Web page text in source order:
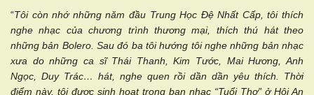
“Tôi còn nhớ những năm đầu Trung Học Đệ Nhất Cấp, tôi thích
nghe nhạc của chương trình thương mại, thích thú hát theo
những bản Bolero. Sau đó ba tôi hướng tôi nghe những bản nhạc
xưa do những ca sĩ Thái Thanh, Kim Tước, Mai Hương, Anh
Ngọc, Duy Trác… hát, nghe quen rồi dần dần yêu thích. Thời
điểm này, tôi được sinh hoạt trong ban nhạc “Tuổi Thơ” ở Hội An